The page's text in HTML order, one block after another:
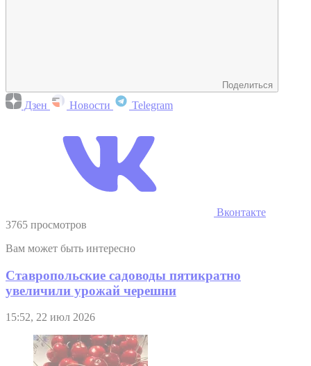
Поделиться
Дзен Новости Telegram
Вконтакте
3765 просмотров
Вам может быть интересно
Ставропольские садоводы пятикратно
увеличили урожай черешни
15:52, 22 июл 2026